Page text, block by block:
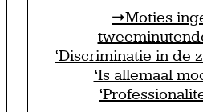
Moties
‘Discriminatie in de
‘Is allemaal